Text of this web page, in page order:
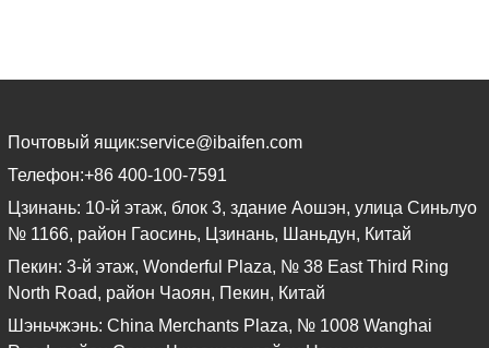
Почтовый ящик:service@ibaifen.com
Телефон:+86 400-100-7591
Цзинань: 10-й этаж, блок 3, здание Аошэн, улица Синьлуо
№ 1166, район Гаосинь, Цзинань, Шаньдун, Китай
Пекин: 3-й этаж, Wonderful Plaza, № 38 East Third Ring
North Road, район Чаоян, Пекин, Китай
Шэньчжэнь: China Merchants Plaza, № 1008 Wanghai